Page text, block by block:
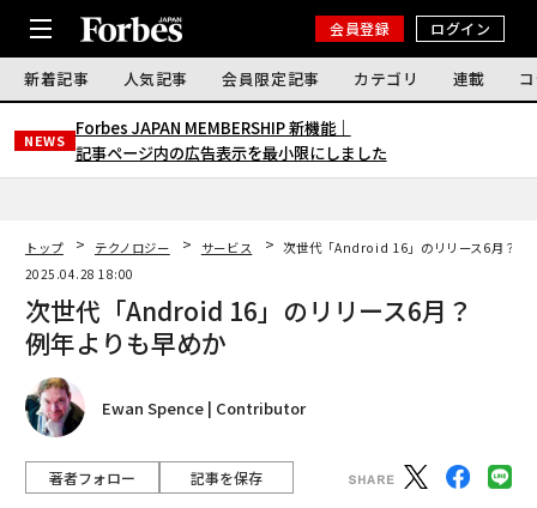
会員登録 ログイン
新着記事 人気記事 会員限定記事 カテゴリ 連載
NEWS
Forbes JAPAN MEMBERSHIP 新機能｜
記事ページ内の広告表示を最小限にしました
トップ テクノロジー サービス
次世代「Android 16」のリリース6月？
2025.04.28 18:00
次世代「Android 16」のリリース6月？
例年よりも早めか
Ewan Spence | Contributor
著者フォロー 記事を保存